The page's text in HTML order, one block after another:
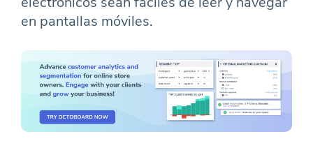
en pantallas móviles.